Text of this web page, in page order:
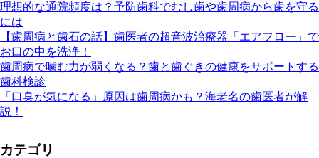
理想的な通院頻度は？予防歯科でむし歯や歯周病から歯を守る
には
【歯周病と歯石の話】歯医者の超音波治療器「エアフロー」で
お口の中を洗浄！
歯周病で噛む力が弱くなる？歯と歯ぐきの健康をサポートする
歯科検診
「口臭が気になる」原因は歯周病かも？海老名の歯医者が解
説！
カテゴリ